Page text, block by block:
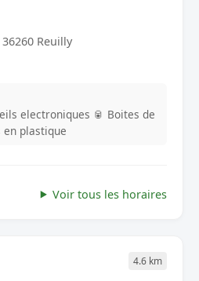
Reuilly
electroniques 🥫 Boites de
en plastique
Voir tous les horaires
4.6 km